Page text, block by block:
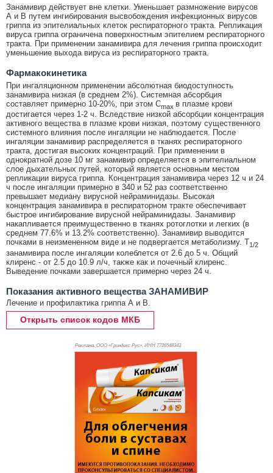
Занамивир действует вне клетки. Уменьшает размножение вирусов
А и В путем ингибирования высвобождения инфекционных вирусов
гриппа из эпителиальных клеток респираторного тракта. Репликация
вируса гриппа ограничена поверхностным эпителием респираторного
тракта. При применении занамивира для лечения гриппа происходит
уменьшение выхода вируса из респираторного тракта.
Фармакокинетика
При ингаляционном применении абсолютная биодоступность
занамивира низкая (в среднем 2%). Системная абсорбция
составляет примерно 10-20%, при этом Cmax в плазме крови
достигается через 1-2 ч. Вследствие низкой абсорбции концентрация
активного вещества в плазме крови низкая, поэтому существенного
системного влияния после ингаляции не наблюдается. После
ингаляции занамивир распределяется в тканях респираторного
тракта, достигая высоких концентраций. При применении в
однократной дозе 10 мг занамивир определяется в эпителиальном
слое дыхательных путей, который является основным местом
репликации вируса гриппа. Концентрация занамивира через 12 ч и 24
ч после ингаляции примерно в 340 и 52 раз соответственно
превышает медиану вирусной нейраминидазы. Высокая
концентрация занамивира в респираторном тракте обеспечивает
быстрое ингибирование вирусной нейраминидазы. Занамивир
накапливается преимущественно в тканях ротоглотки и легких (в
среднем 77.6% и 13.2% соответственно). Занамивир выводится
почками в неизмененном виде и не подвергается метаболизму. T1/2
занамивира после ингаляции колеблется от 2.6 до 5 ч. Общий
клиренс - от 2.5 до 10.9 л/ч, также как и почечный клиренс.
Выведение почками завершается примерно через 24 ч.
Показания активного вещества ЗАНАМИВИР
Лечение и профилактика гриппа А и В.
Открыть список кодов МКБ
Реклама. ООО «Гриндекс Рус», ИНН 7726548343